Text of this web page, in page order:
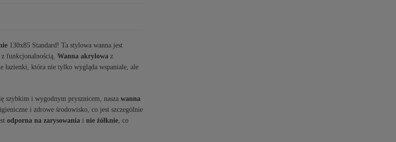
130x85 Standard! Ta stylowa wanna jest
funkcjonalnością. Wanna akrylowa z
łazienki, która nie tylko wygląda wspaniale, ale
szybkim i wygodnym prysznicem, nasza wanna
i zdrowe środowisko, co jest szczególnie
odporna na zarysowania i nie żółknie, co